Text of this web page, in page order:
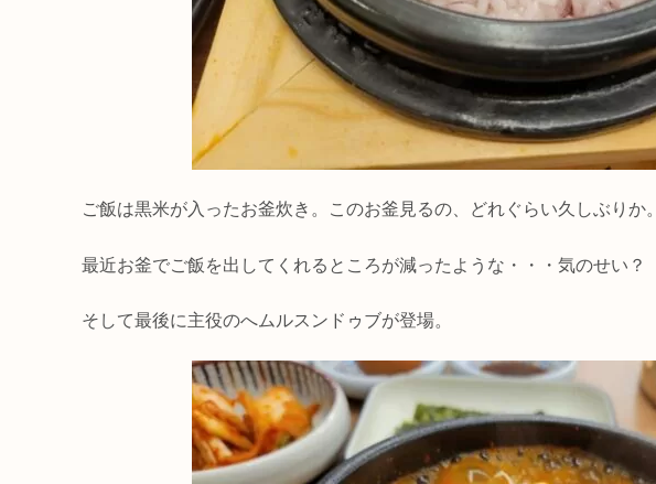
ご飯は黒米が入ったお釜炊き。このお釜見るの、どれぐらい久しぶりか。
最近お釜でご飯を出してくれるところが減ったような・・・気のせい？
そして最後に主役のへムルスンドゥブが登場。